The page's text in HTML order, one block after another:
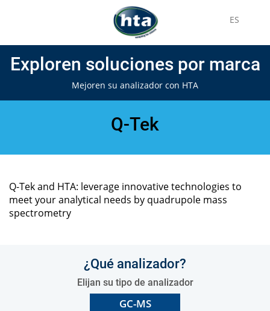
ES
Exploren soluciones por marca
Mejoren su analizador con HTA
Q-Tek
Q-Tek and HTA: leverage innovative technologies to
meet your analytical needs by quadrupole mass
spectrometry
¿Qué analizador?
Elijan su tipo de analizador
GC-MS